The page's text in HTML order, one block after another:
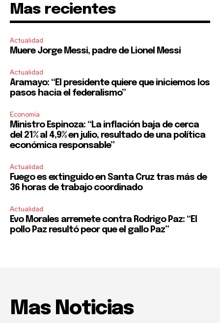
Mas recientes
Actualidad
Muere Jorge Messi, padre de Lionel Messi
Actualidad
Aramayo: “El presidente quiere que iniciemos los
pasos hacia el federalismo”
Economía
Ministro Espinoza: “La inflación baja de cerca
del 21% al 4,9% en julio, resultado de una política
económica responsable”
Actualidad
Fuego es extinguido en Santa Cruz tras más de
36 horas de trabajo coordinado
Actualidad
Evo Morales arremete contra Rodrigo Paz: “El
pollo Paz resultó peor que el gallo Paz”
Mas Noticias